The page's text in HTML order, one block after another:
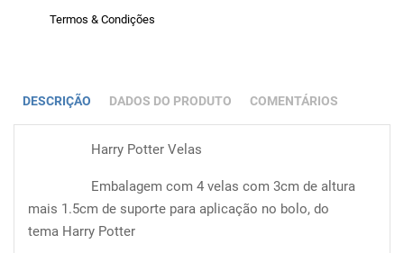
Termos & Condições
DESCRIÇÃO DADOS DO PRODUTO COMENTÁRIOS
Harry Potter Velas
Embalagem com 4 velas com 3cm de altura
mais 1.5cm de suporte para aplicação no bolo, do
tema Harry Potter